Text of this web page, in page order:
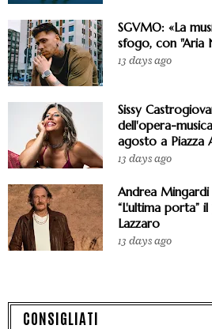
SGVMO: «La
sfogo, con "Aria
13 days ago
Sissy
dell'opera-
agosto a Piazza
13 days ago
Andrea
“L'ultima porta”
Lazzaro
13 days ago
CONSIGLIATI